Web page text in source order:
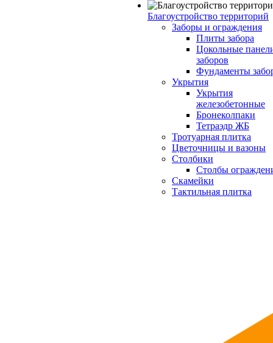
Благоустройство территорий
Заборы и ограждения
Плиты забора
Цокольные
заборов
Фундаменты
Укрытия
Укрытия
железобетонные
Бронеколпаки
Тетраэдр ЖБ
Тротуарная плитка
Цветочницы и вазоны
Столбики
Столбы
Скамейки
Тактильная плитка